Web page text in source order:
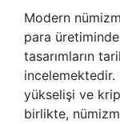
Modern
para
tasarımların
yükselişi ve
birlikte,